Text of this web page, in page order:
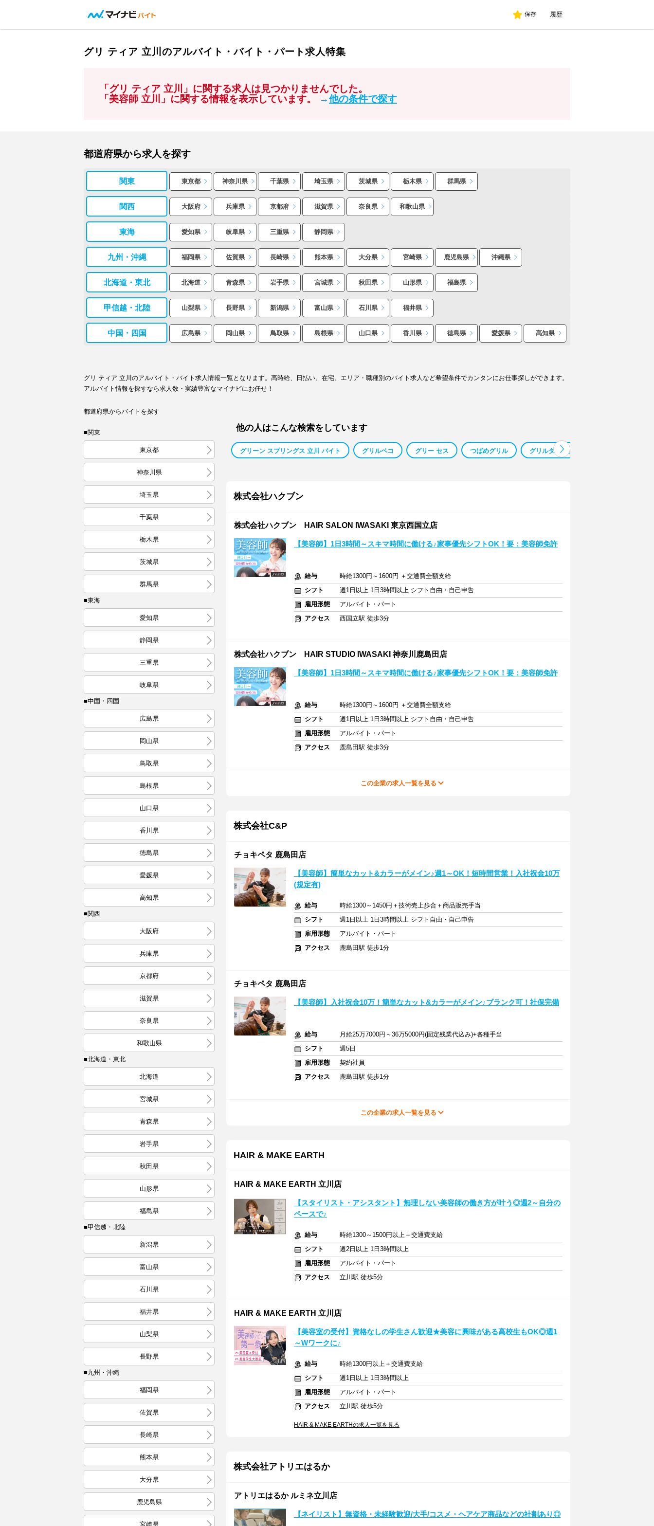
保存 履歴
グリ ティア 立川のアルバイト・バイト・パート求人特集
「グリ ティア 立川」に関する求人は見つかりませんでした。
「美容師 立川」に関する情報を表示しています。
→他の条件で探す
都道府県から求人を探す
関東 東京都 神奈川県 千葉県 埼玉県 茨城県 栃木県 群馬県
関西 大阪府 兵庫県 京都府 滋賀県 奈良県 和歌山県
東海 愛知県 岐阜県 三重県 静岡県
九州・沖縄 福岡県 佐賀県 長崎県 熊本県 大分県 宮崎県 鹿児島県 沖縄県
北海道・東北 北海道 青森県 岩手県 宮城県 秋田県 山形県 福島県
甲信越・北陸 山梨県 長野県 新潟県 富山県 石川県 福井県
中国・四国 広島県 岡山県 鳥取県 島根県 山口県 香川県 徳島県 愛媛県 高知県
グリ ティア 立川のアルバイト・バイト求人情報一覧となります。高時給、日払い、在宅、エリア・職種別のバイト求人など希望条件でカンタンにお仕事探しができます。
アルバイト情報を探すなら求人数・実績豊富なマイナビにお任せ！
都道府県からバイトを探す
■関東
東京都
神奈川県
埼玉県
千葉県
栃木県
茨城県
群馬県
■東海
愛知県
静岡県
三重県
岐阜県
■中国・四国
広島県
岡山県
鳥取県
島根県
山口県
香川県
徳島県
愛媛県
高知県
■関西
大阪府
兵庫県
京都府
滋賀県
奈良県
和歌山県
■北海道・東北
北海道
宮城県
青森県
岩手県
秋田県
山形県
福島県
■甲信越・北陸
新潟県
富山県
石川県
福井県
山梨県
長野県
■九州・沖縄
福岡県
佐賀県
長崎県
熊本県
大分県
鹿児島県
宮崎県
他の人はこんな検索をしています
グリーン スプリングス 立川 バイト グリルペコ グリー セス つばめグリル グリルタケシタ
株式会社ハクブン
株式会社ハクブン HAIR SALON IWASAKI 東京西国立店
【美容師】1日3時間～スキマ時間に働ける♪家事優先シフトOK！要：美容師免許
給与
時給1300円～1600円 ＋交通費全額支給
シフト
週1日以上 1日3時間以上 シフト自由・自己申告
雇用形態
アルバイト・パート
アクセス
西国立駅 徒歩3分
株式会社ハクブン HAIR STUDIO IWASAKI 神奈川鹿島田店
【美容師】1日3時間～スキマ時間に働ける♪家事優先シフトOK！要：美容師免許
給与
時給1300円～1600円 ＋交通費全額支給
シフト
週1日以上 1日3時間以上 シフト自由・自己申告
雇用形態
アルバイト・パート
アクセス
鹿島田駅 徒歩3分
この企業の求人一覧を見る
株式会社C&P
チョキペタ 鹿島田店
【美容師】簡単なカット&カラーがメイン♪週1～OK！短時間営業！入社祝金10万
(規定有)
給与
時給1300～1450円＋技術売上歩合＋商品販売手当
シフト
週1日以上 1日3時間以上 シフト自由・自己申告
雇用形態
アルバイト・パート
アクセス
鹿島田駅 徒歩1分
チョキペタ 鹿島田店
【美容師】入社祝金10万！簡単なカット&カラーがメイン♪ブランク可！社保完備
給与
月給25万7000円～36万5000円(固定残業代込み)+各種手当
シフト
週5日
雇用形態
契約社員
アクセス
鹿島田駅 徒歩1分
この企業の求人一覧を見る
HAIR & MAKE EARTH
HAIR & MAKE EARTH 立川店
【スタイリスト・アシスタント】無理しない美容師の働き方が叶う◎週2～自分の
ペースで♪
給与
時給1300～1500円以上＋交通費支給
シフト
週2日以上 1日3時間以上
雇用形態
アルバイト・パート
アクセス
立川駅 徒歩5分
HAIR & MAKE EARTH 立川店
【美容室の受付】資格なしの学生さん歓迎★美容に興味がある高校生もOK◎週1
～Wワークに♪
給与
時給1300円以上＋交通費支給
シフト
週1日以上 1日3時間以上
雇用形態
アルバイト・パート
アクセス
立川駅 徒歩5分
HAIR & MAKE EARTHの求人一覧を見る
株式会社アトリエはるか
アトリエはるか ルミネ立川店
【ネイリスト】無資格・未経験歓迎/大手/コスメ・ヘアケア商品などの社割あり◎